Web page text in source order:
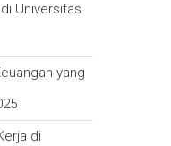
Universitas
yang
di